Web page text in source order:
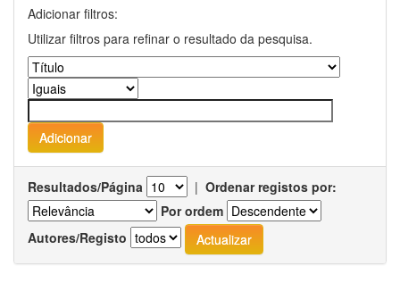
Adicionar filtros:
Utilizar filtros para refinar o resultado da pesquisa.
Resultados/Página | Ordenar registos por:
Por ordem
Autores/Registo